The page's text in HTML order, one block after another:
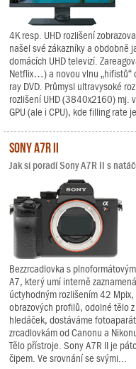
4K resp. UHD rozlišení
našel své zákazníky a obdobně
domácích UHD televizí.
Netflix…) a novou vlnu „hifistů“
ray DVD. Průmysl ultravysoké
rozlišení UHD (3840x2160) mj.
GPU (ale i CPU), kde filling rate
Sony A7R II
Jak si poradí Sony A7R II s
Bezzrcadlovka s
A7, který umí interně
úctyhodným rozlišením 42
obrazových profilů, odolné tělo
hledáček, dostáváme
zrcadlovkám od Canonu a
Tělo přístroje. Sony A7R II je
čipem. Ve srovnání se svými...